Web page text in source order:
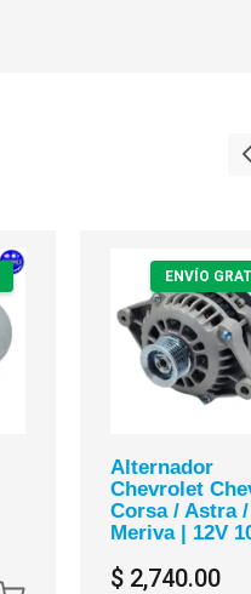
ENVÍO
Alternador
Chevrolet
Corsa / Astra /
Meriva | 12V
$ 2,740.00